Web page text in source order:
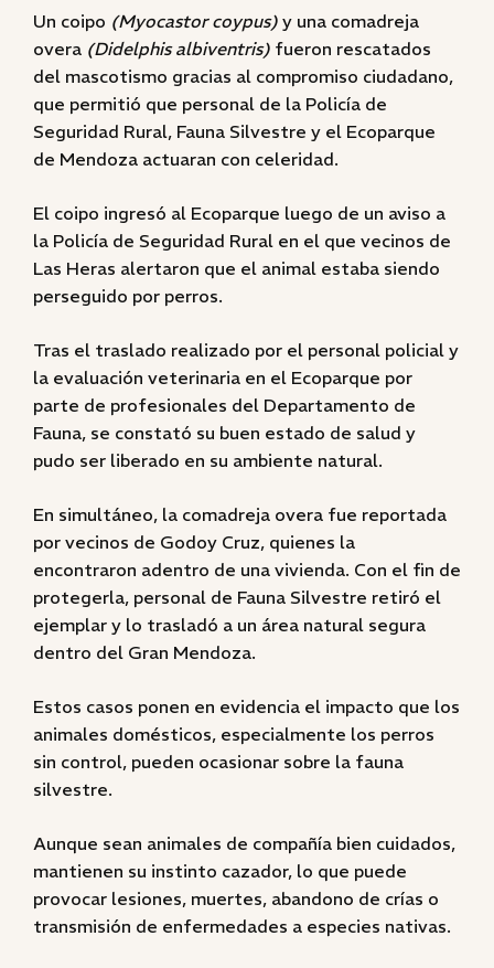
Un coipo (Myocastor coypus) y una comadreja
overa (Didelphis albiventris) fueron rescatados
del mascotismo gracias al compromiso ciudadano,
que permitió que personal de la Policía de
Seguridad Rural, Fauna Silvestre y el Ecoparque
de Mendoza actuaran con celeridad.
El coipo ingresó al Ecoparque luego de un aviso a
la Policía de Seguridad Rural en el que vecinos de
Las Heras alertaron que el animal estaba siendo
perseguido por perros.
Tras el traslado realizado por el personal policial y
la evaluación veterinaria en el Ecoparque por
parte de profesionales del Departamento de
Fauna, se constató su buen estado de salud y
pudo ser liberado en su ambiente natural.
En simultáneo, la comadreja overa fue reportada
por vecinos de Godoy Cruz, quienes la
encontraron adentro de una vivienda. Con el fin de
protegerla, personal de Fauna Silvestre retiró el
ejemplar y lo trasladó a un área natural segura
dentro del Gran Mendoza.
Estos casos ponen en evidencia el impacto que los
animales domésticos, especialmente los perros
sin control, pueden ocasionar sobre la fauna
silvestre.
Aunque sean animales de compañía bien cuidados,
mantienen su instinto cazador, lo que puede
provocar lesiones, muertes, abandono de crías o
transmisión de enfermedades a especies nativas.